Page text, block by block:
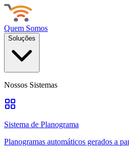
Quem Somos
Soluções
Nossos Sistemas
Sistema de Planograma
Planogramas automáticos gerados a